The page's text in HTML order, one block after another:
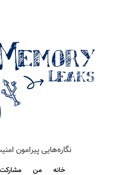
نگاره‌هایی پیرامون
خانه من مشارکت